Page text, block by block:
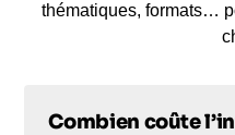
thématiques, formats…
Combien coûte